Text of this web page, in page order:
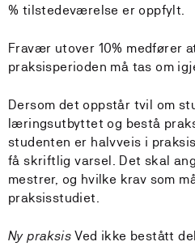
% tilstedeværelse er oppfylt.
Fravær utover 10% medfører
praksisperioden må tas om
Dersom det oppstår tvil om
læringsutbyttet og bestå
studenten er halvveis i
få skriftlig varsel. Det skal
mestrer, og hvilke krav som
praksisstudiet.
Ny praksisVed ikke bestått